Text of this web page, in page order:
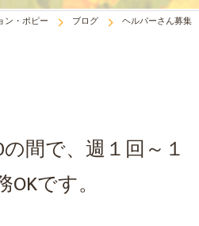
ン・ポピー ブログ ヘルパーさん募集
間で、週１回～１
です。